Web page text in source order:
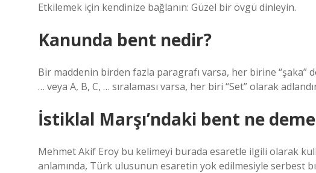
Etkilemek için kendinize bağlanın: Güzel bir övgü dinleyin.
Kanunda bent nedir?
Bir maddenin birden fazla paragrafı varsa, her birine “şaka”
… veya A, B, C, … sıralaması varsa, her biri “Set” olarak
İstiklal Marşı’ndaki bent ne
Mehmet Akif Eroy bu kelimeyi burada esaretle ilgili olarak
anlamında, Türk ulusunun esaretin yok edilmesiyle serbest